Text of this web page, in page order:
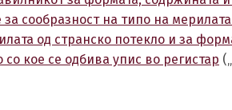
сообразност на типо на
од странско потекло и за
кое се одбива упис во регистар